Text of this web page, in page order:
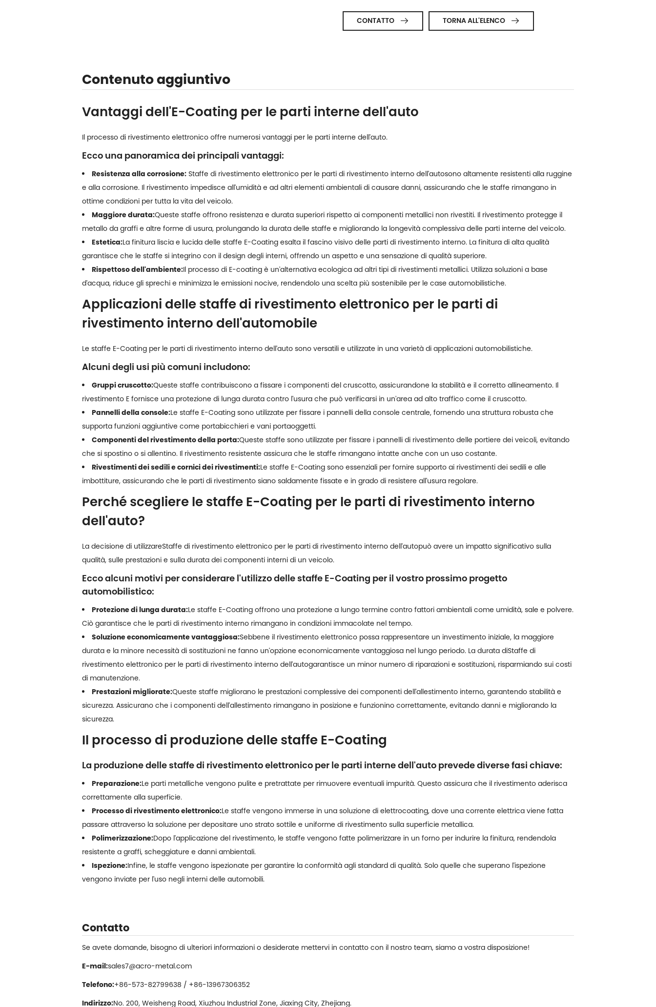
CONTATTO  TORNA ALL'ELENCO 
Contenuto aggiuntivo
Vantaggi dell'E-Coating per le parti interne dell'auto
Il processo di rivestimento elettronico offre numerosi vantaggi per le parti interne dell'auto.
Ecco una panoramica dei principali vantaggi:
Resistenza alla corrosione: Staffe di rivestimento elettronico per le parti di rivestimento interno dell'autosono altamente resistenti alla ruggine
e alla corrosione. Il rivestimento impedisce all'umidità e ad altri elementi ambientali di causare danni, assicurando che le staffe rimangano in
ottime condizioni per tutta la vita del veicolo.
Maggiore durata:Queste staffe offrono resistenza e durata superiori rispetto ai componenti metallici non rivestiti. Il rivestimento protegge il
metallo da graffi e altre forme di usura, prolungando la durata delle staffe e migliorando la longevità complessiva delle parti interne del veicolo.
Estetica:La finitura liscia e lucida delle staffe E-Coating esalta il fascino visivo delle parti di rivestimento interno. La finitura di alta qualità
garantisce che le staffe si integrino con il design degli interni, offrendo un aspetto e una sensazione di qualità superiore.
Rispettoso dell'ambiente:Il processo di E-coating è un'alternativa ecologica ad altri tipi di rivestimenti metallici. Utilizza soluzioni a base
d'acqua, riduce gli sprechi e minimizza le emissioni nocive, rendendolo una scelta più sostenibile per le case automobilistiche.
Applicazioni delle staffe di rivestimento elettronico per le parti di
rivestimento interno dell'automobile
Le staffe E-Coating per le parti di rivestimento interno dell'auto sono versatili e utilizzate in una varietà di applicazioni automobilistiche.
Alcuni degli usi più comuni includono:
Gruppi cruscotto:Queste staffe contribuiscono a fissare i componenti del cruscotto, assicurandone la stabilità e il corretto allineamento. Il
rivestimento E fornisce una protezione di lunga durata contro l'usura che può verificarsi in un'area ad alto traffico come il cruscotto.
Pannelli della console:Le staffe E-Coating sono utilizzate per fissare i pannelli della console centrale, fornendo una struttura robusta che
supporta funzioni aggiuntive come portabicchieri e vani portaoggetti.
Componenti del rivestimento della porta:Queste staffe sono utilizzate per fissare i pannelli di rivestimento delle portiere dei veicoli, evitando
che si spostino o si allentino. Il rivestimento resistente assicura che le staffe rimangano intatte anche con un uso costante.
Rivestimenti dei sedili e cornici dei rivestimenti:Le staffe E-Coating sono essenziali per fornire supporto ai rivestimenti dei sedili e alle
imbottiture, assicurando che le parti di rivestimento siano saldamente fissate e in grado di resistere all'usura regolare.
Perché scegliere le staffe E-Coating per le parti di rivestimento interno
dell'auto?
La decisione di utilizzareStaffe di rivestimento elettronico per le parti di rivestimento interno dell'autopuò avere un impatto significativo sulla
qualità, sulle prestazioni e sulla durata dei componenti interni di un veicolo.
Ecco alcuni motivi per considerare l'utilizzo delle staffe E-Coating per il vostro prossimo progetto
automobilistico:
Protezione di lunga durata:Le staffe E-Coating offrono una protezione a lungo termine contro fattori ambientali come umidità, sale e polvere.
Ciò garantisce che le parti di rivestimento interno rimangano in condizioni immacolate nel tempo.
Soluzione economicamente vantaggiosa:Sebbene il rivestimento elettronico possa rappresentare un investimento iniziale, la maggiore
durata e la minore necessità di sostituzioni ne fanno un'opzione economicamente vantaggiosa nel lungo periodo. La durata diStaffe di
rivestimento elettronico per le parti di rivestimento interno dell'autogarantisce un minor numero di riparazioni e sostituzioni, risparmiando sui costi
di manutenzione.
Prestazioni migliorate:Queste staffe migliorano le prestazioni complessive dei componenti dell'allestimento interno, garantendo stabilità e
sicurezza. Assicurano che i componenti dell'allestimento rimangano in posizione e funzionino correttamente, evitando danni e migliorando la
sicurezza.
Il processo di produzione delle staffe E-Coating
La produzione delle staffe di rivestimento elettronico per le parti interne dell'auto prevede diverse fasi chiave:
Preparazione:Le parti metalliche vengono pulite e pretrattate per rimuovere eventuali impurità. Questo assicura che il rivestimento aderisca
correttamente alla superficie.
Processo di rivestimento elettronico:Le staffe vengono immerse in una soluzione di elettrocoating, dove una corrente elettrica viene fatta
passare attraverso la soluzione per depositare uno strato sottile e uniforme di rivestimento sulla superficie metallica.
Polimerizzazione:Dopo l'applicazione del rivestimento, le staffe vengono fatte polimerizzare in un forno per indurire la finitura, rendendola
resistente a graffi, scheggiature e danni ambientali.
Ispezione:Infine, le staffe vengono ispezionate per garantire la conformità agli standard di qualità. Solo quelle che superano l'ispezione
vengono inviate per l'uso negli interni delle automobili.
Contatto
Se avete domande, bisogno di ulteriori informazioni o desiderate mettervi in contatto con il nostro team, siamo a vostra disposizione!
E-mail:sales7@acro-metal.com
Telefono:+86-573-82799638 / +86-13967306352
Indirizzo:No. 200, Weisheng Road, Xiuzhou Industrial Zone, Jiaxing City, Zhejiang.